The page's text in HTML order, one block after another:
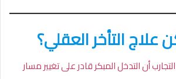
التأخر العقلي؟
أن التدخل المبكر قادر على تغيير مسار